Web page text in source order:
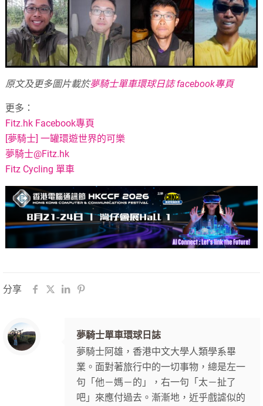
原文及更多圖片載於夢騎士單車環球日誌 facebook專頁
更多：
Fitz.hk Facebook專頁
[夢騎士] 一罐環遊世界的可樂
夢騎士@Fitz.hk
Fitz Cycling 單車
分享
夢騎士單車環球日誌
夢騎士阿雄，香港中文大學人類學系畢
業。面對著旅行中的一切事物，總是左一
句「他－媽－的」，右一句「太－扯了
吧」來應付過去。漸漸地，近乎戲謔似的